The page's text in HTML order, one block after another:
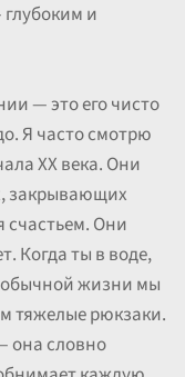
и
— это его чисто
Я часто смотрю
XX века. Они
закрывающих
счастьем. Они
Когда ты в воде,
обычной жизни мы
тяжелые рюкзаки.
она словно